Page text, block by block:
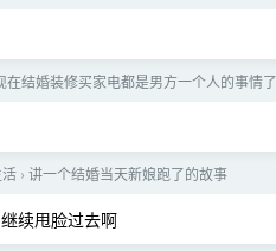
在结婚装修买家电都是男方一个人的事情
› 讲一个结婚当天新娘跑了的故事
续甩脸过去啊